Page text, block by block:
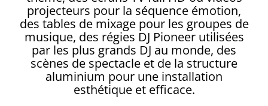
projecteurs pour la séquence émotion,
des tables de mixage pour les groupes de
musique, des régies DJ Pioneer utilisées
par les plus grands DJ au monde, des
scènes de spectacle et de la structure
aluminium pour une installation
esthétique et efficace.